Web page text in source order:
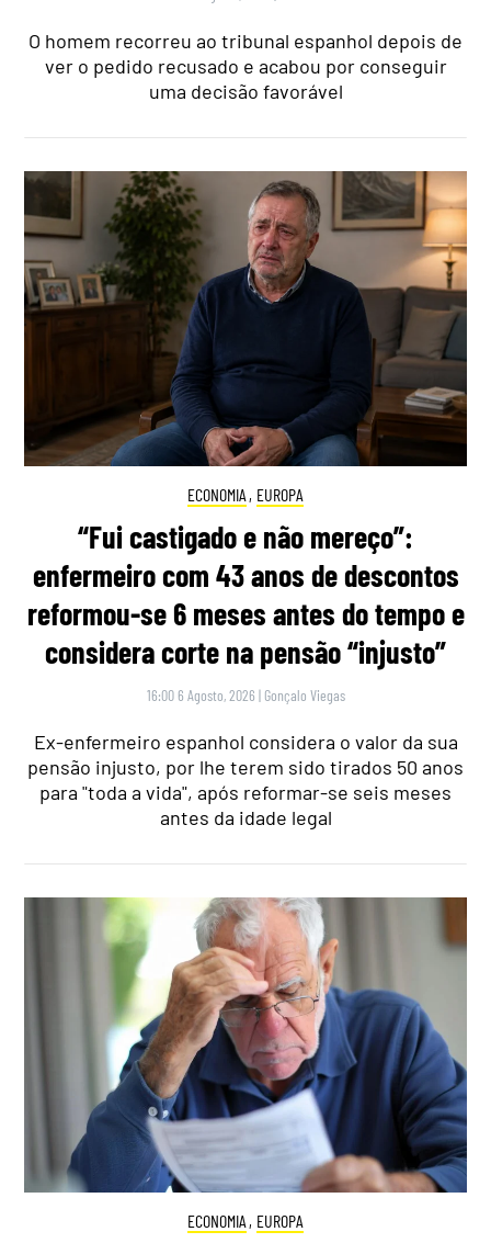
O homem recorreu ao tribunal espanhol depois de
ver o pedido recusado e acabou por conseguir
uma decisão favorável
ECONOMIA , EUROPA
“Fui castigado e não mereço”:
enfermeiro com 43 anos de descontos
reformou-se 6 meses antes do tempo e
considera corte na pensão “injusto”
16:00 6 Agosto, 2026 | Gonçalo Viegas
Ex-enfermeiro espanhol considera o valor da sua
pensão injusto, por lhe terem sido tirados 50 anos
para "toda a vida", após reformar-se seis meses
antes da idade legal
ECONOMIA , EUROPA